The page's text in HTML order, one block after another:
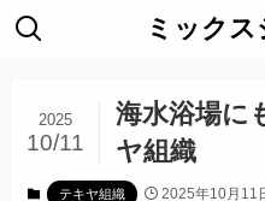
ミック
海水浴場に
ヤ組織
2025
10/11
テキヤ組織 2025年10月11